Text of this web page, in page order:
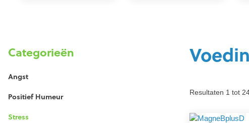
Categorieën
Angst
Positief Humeur
Stress
Resultaten 1 tot